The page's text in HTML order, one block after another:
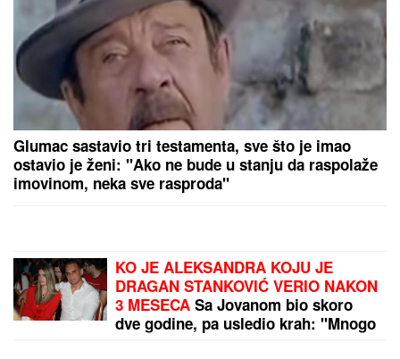
Minu Kostić i celo F odeljenje u Lazi"
Vuk Mob opet šokira izjavom!